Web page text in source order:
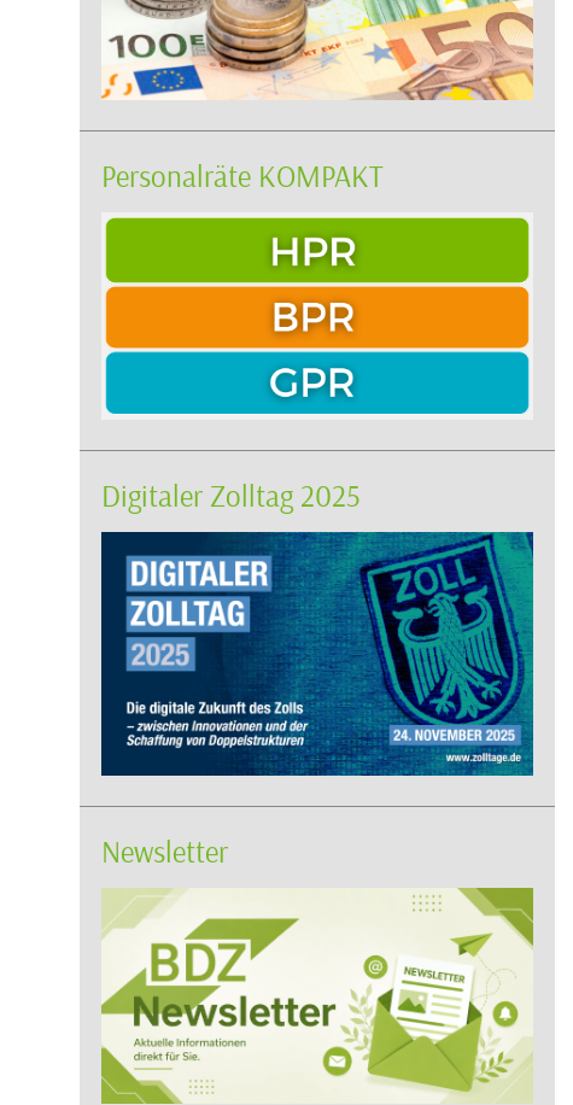
Personalräte KOMPAKT
Digitaler Zolltag 2025
Newsletter